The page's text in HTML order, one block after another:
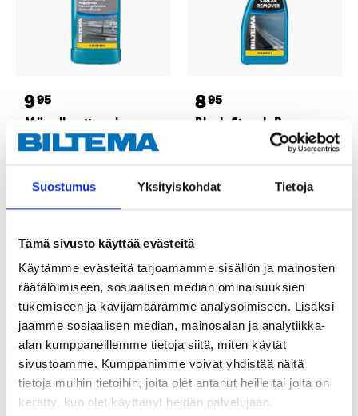
Suostumus Yksityiskohdat Tietoja
Tämä sivusto käyttää evästeitä
Käytämme evästeitä tarjoamamme sisällön ja mainosten
räätälöimiseen, sosiaalisen median ominaisuuksien
tukemiseen ja kävijämäärämme analysoimiseen. Lisäksi
jaamme sosiaalisen median, mainosalan ja analytiikka-
alan kumppaneillemme tietoja siitä, miten käytät
sivustoamme. Kumppanimme voivat yhdistää näitä
tietoja muihin tietoihin, joita olet antanut heille tai joita on
kerätty, kun olet käyttänyt heidän palvelujaan.
995
Mögelborttagning,
500 ml
Finns i lager i
varuhus
895
Black Streak Remover,
Finns i lager i
varuhus